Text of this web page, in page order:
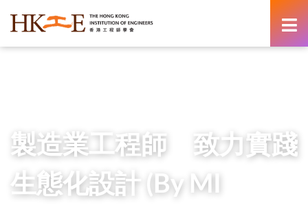
製造業工程師 致力實踐
生態化設計 (By MI